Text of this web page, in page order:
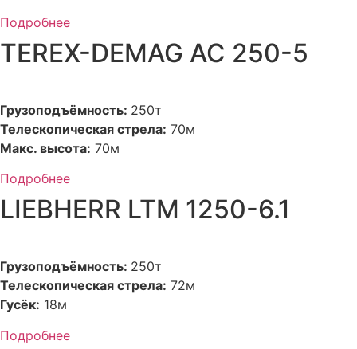
Подробнее
TEREX-DEMAG AC 250-5
Грузоподъёмность: 250т
Телескопическая стрела: 70м
Макс. высота: 70м
Подробнее
LIEBHERR LTM 1250-6.1
Грузоподъёмность: 250т
Телескопическая стрела: 72м
Гусёк: 18м
Подробнее